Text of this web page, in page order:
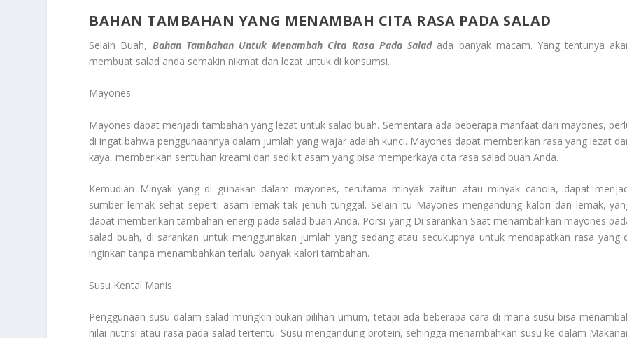
BAHAN TAMBAHAN YANG MENAMBAH CITA RASA PADA SALAD
Selain Buah, Bahan Tambahan Untuk Menambah Cita Rasa Pada Saladada banyak macam. Yang tentunya
membuat salad anda semakin nikmat dan lezat untuk di konsumsi.
Mayones
Mayones dapat menjadi tambahan yang lezat untuk salad buah. Sementara ada beberapa manfaat dari mayones,
di ingat bahwa penggunaannya dalam jumlah yang wajar adalah kunci. Mayones dapat memberikan rasa yang lezat
kaya, memberikan sentuhan kreami dan sedikit asam yang bisa memperkaya cita rasa salad buah Anda.
Kemudian Minyak yang di gunakan dalam mayones, terutama minyak zaitun atau minyak canola, dapat
sumber lemak sehat seperti asam lemak tak jenuh tunggal. Selain itu Mayones mengandung kalori dan lemak,
dapat memberikan tambahan energi pada salad buah Anda. Porsi yang Di sarankan Saat menambahkan mayones
salad buah, di sarankan untuk menggunakan jumlah yang sedang atau secukupnya untuk mendapatkan rasa yang
inginkan tanpa menambahkan terlalu banyak kalori tambahan.
Susu Kental Manis
Penggunaan susu dalam salad mungkin bukan pilihan umum, tetapi ada beberapa cara di mana susu bisa
nilai nutrisi atau rasa pada salad tertentu. Susu mengandung protein, sehingga menambahkan susu ke dalam